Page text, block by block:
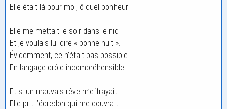
Elle était là pour moi, ô quel bonheur !
Elle me mettait le soir dans le nid
Et je voulais lui dire « bonne nuit ».
Évidemment, ce n’était pas possible
En langage drôle incompréhensible.
Et si un mauvais rêve m’effrayait
Elle prit l’édredon qui me couvrait.